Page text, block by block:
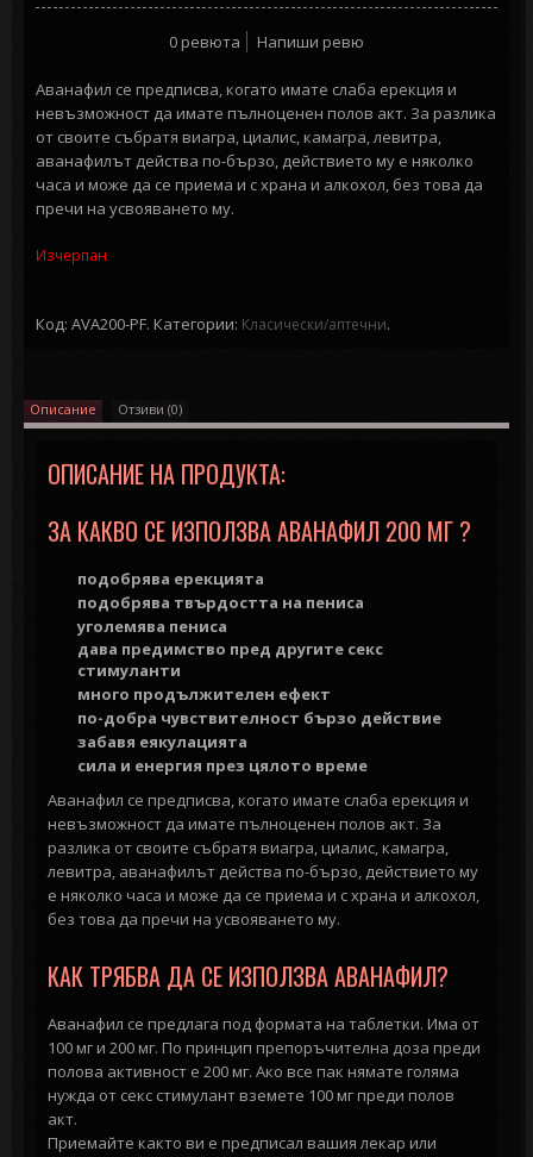
0 ревюта Напиши ревю
Аванафил се предписва, когато имате слаба ерекция и
невъзможност да имате пълноценен полов акт. За разлика
от своите събратя виагра, циалис, камагра, левитра,
аванафилът действа по-бързо, действието му е няколко
часа и може да се приема и с храна и алкохол, без това да
пречи на усвояването му.
Изчерпан
Код: AVA200-PF. Категории: Класически/аптечни.
Описание Отзиви (0)
ОПИСАНИЕ НА ПРОДУКТА:
ЗА КАКВО СЕ ИЗПОЛЗВА АВАНАФИЛ 200 МГ ?
подобрява ерекцията
подобрява твърдостта на пениса
уголемява пениса
дава предимство пред другите секс
стимуланти
много продължителен ефект
по-добра чувствителност бързо действие
забавя еякулацията
сила и енергия през цялото време
Аванафил се предписва, когато имате слаба ерекция и
невъзможност да имате пълноценен полов акт. За
разлика от своите събратя виагра, циалис, камагра,
левитра, аванафилът действа по-бързо, действието му
е няколко часа и може да се приема и с храна и алкохол,
без това да пречи на усвояването му.
КАК ТРЯБВА ДА СЕ ИЗПОЛЗВА АВАНАФИЛ?
Аванафил се предлага под формата на таблетки. Има от
100 мг и 200 мг. По принцип препоръчителна доза преди
полова активност е 200 мг. Ако все пак нямате голяма
нужда от секс стимулант вземете 100 мг преди полов
акт.
Приемайте както ви е предписал вашия лекар или